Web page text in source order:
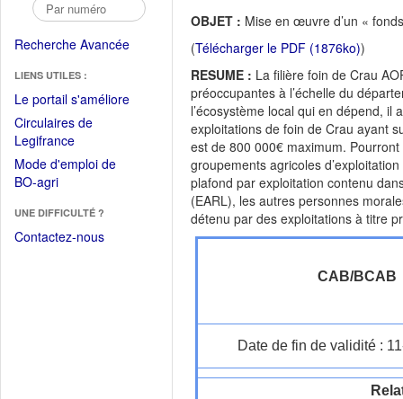
Recherche Avancée
LIENS UTILES :
Le portail s'améliore(Fichier
Circulaires de
Legifrance(Ouvrir
dans
une
fenêtre)
Mode d'emploi de
BO-agri(Ouvrir
une
nouvelle
UNE DIFFICULTÉ ?
Contactez-nous
OBJET : Mise en œuvre d’un «
(Télécharger le PDF (1876ko))
RESUME : La filière foin de Crau
préoccupantes à l’échelle du
l’écosystème local qui en dépend,
exploitations de foin de Crau ayant
est de 800 000€ maximum.
groupements agricoles
plafond par exploitation contenu
(EARL), les autres personnes
détenu par des exploitations à titre
CAB/BCAB
Date de fin de validité :